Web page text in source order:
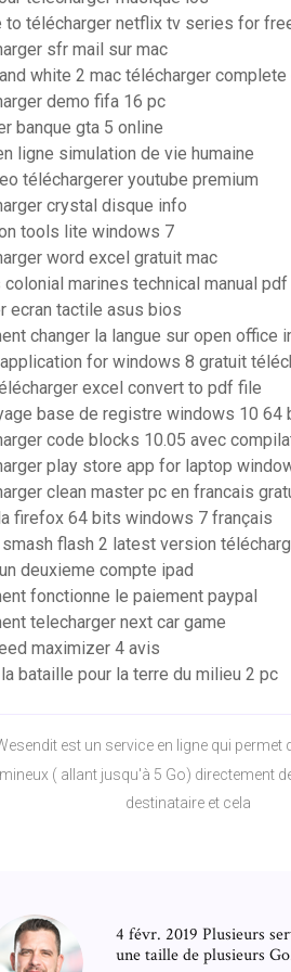
to télécharger netflix tv series for
sfr mail sur mac
white 2 mac télécharger complete
demo fifa 16 pc
banque gta 5 online
ligne simulation de vie humaine
téléchargerer youtube premium
crystal disque info
tools lite windows 7
word excel gratuit mac
colonial marines technical manual
ecran tactile asus bios
changer la langue sur open office
for windows 8 gratuit
excel convert to pdf file
base de registre windows 10 64
code blocks 10.05 avec
play store app for laptop
clean master pc en francais
firefox 64 bits windows 7 français
flash 2 latest version
deuxieme compte ipad
fonctionne le paiement paypal
telecharger next car game
maximizer 4 avis
bataille pour la terre du milieu 2 pc
est un service en ligne qui permet
( allant jusqu'à 5 Go) directement
destinataire et cela
4 févr. 2019 Plusieurs
une taille de plusieurs